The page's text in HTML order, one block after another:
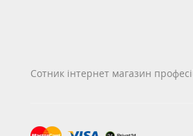
Сотник інтернет магазин